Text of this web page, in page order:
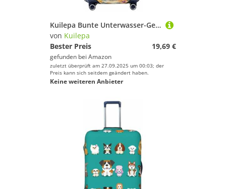
Kuilepa Bunte Unterwasser-Gepäckabdeckungen für Koffer, elastisch, waschbar und dehnbar, kratzfest, passend für 45,7 - 81,3 cm großes Gepäck, kein Gepäck im Lieferumfang enthalten, Schwarz , M
von Kuilepa
Bester Preis
19,69 €
gefunden bei Amazon
zuletzt überprüft am 27.09.2025 um 00:03; der
Preis kann sich seitdem geändert haben.
Keine weiteren Anbieter